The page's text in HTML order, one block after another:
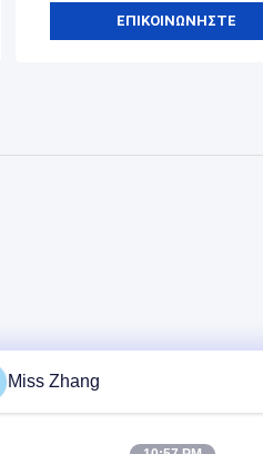
ΕΠΙΚΟΙΝΩΝΉΣΤΕ
Miss Zhang